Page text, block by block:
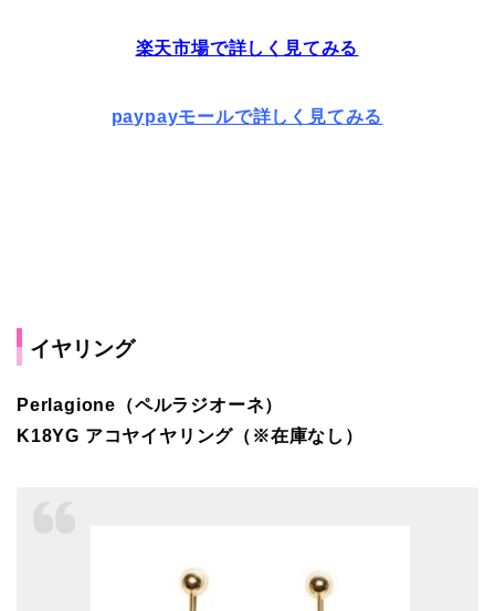
楽天市場で詳しく見てみる
paypayモールで詳しく見てみる
イヤリング
Perlagione（ペルラジオーネ）
K18YG アコヤイヤリング（※在庫なし）